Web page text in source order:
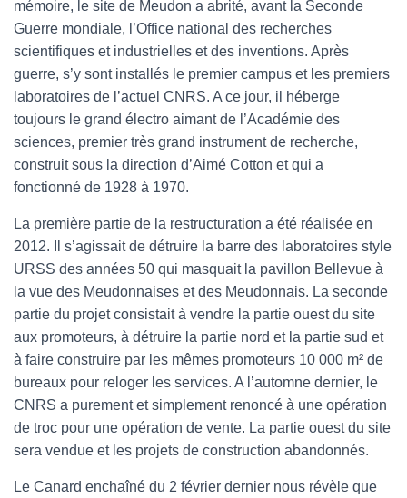
mémoire, le site de Meudon a abrité, avant la Seconde
Guerre mondiale, l’Office national des recherches
scientifiques et industrielles et des inventions. Après
guerre, s’y sont installés le premier campus et les premiers
laboratoires de l’actuel CNRS. A ce jour, il héberge
toujours le grand électro aimant de l’Académie des
sciences, premier très grand instrument de recherche,
construit sous la direction d’Aimé Cotton et qui a
fonctionné de 1928 à 1970.
La première partie de la restructuration a été réalisée en
2012. Il s’agissait de détruire la barre des laboratoires style
URSS des années 50 qui masquait la pavillon Bellevue à
la vue des Meudonnaises et des Meudonnais. La seconde
partie du projet consistait à vendre la partie ouest du site
aux promoteurs, à détruire la partie nord et la partie sud et
à faire construire par les mêmes promoteurs 10 000 m² de
bureaux pour reloger les services. A l’automne dernier, le
CNRS a purement et simplement renoncé à une opération
de troc pour une opération de vente. La partie ouest du site
sera vendue et les projets de construction abandonnés.
Le Canard enchaîné du 2 février dernier nous révèle que